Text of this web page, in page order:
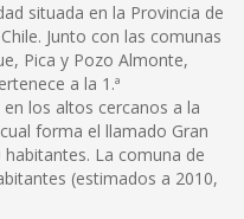
situada en la Provincia de
Junto con las comunas
Pica y Pozo Almonte,
a la 1.ª
en los altos cercanos a la
forma el llamado Gran
La comuna de
(estimados a 2010,